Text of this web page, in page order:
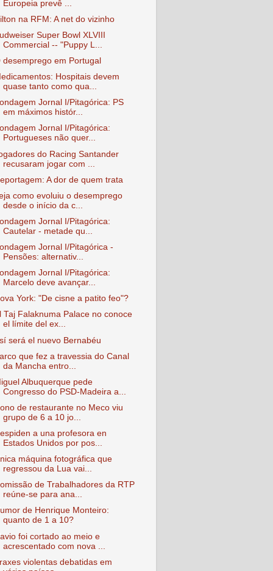
Europeia prevê ...
na RFM: A net do vizinho
Super Bowl XLVIII
Commercial -- "Puppy L...
desemprego em Portugal
Hospitais devem
quase tanto como qua...
Jornal I/Pitagórica: PS
em máximos histór...
Jornal I/Pitagórica:
Portugueses não quer...
do Racing Santander
recusaram jogar com ...
A dor de quem trata
como evoluiu o desemprego
desde o início da c...
Jornal I/Pitagórica:
Cautelar - metade qu...
Jornal I/Pitagórica -
Pensões: alternativ...
Jornal I/Pitagórica:
Marcelo deve avançar...
York: "De cisne a patito feo"?
Taj Falaknuma Palace no conoce
el límite del ex...
será el nuevo Bernabéu
que fez a travessia do Canal
da Mancha entro...
Albuquerque pede
Congresso do PSD-Madeira a...
de restaurante no Meco viu
grupo de 6 a 10 jo...
a una profesora en
Estados Unidos por pos...
máquina fotográfica que
regressou da Lua vai...
de Trabalhadores da RTP
reúne-se para ana...
de Henrique Monteiro:
quanto de 1 a 10?
foi cortado ao meio e
acrescentado com nova ...
violentas debatidas em